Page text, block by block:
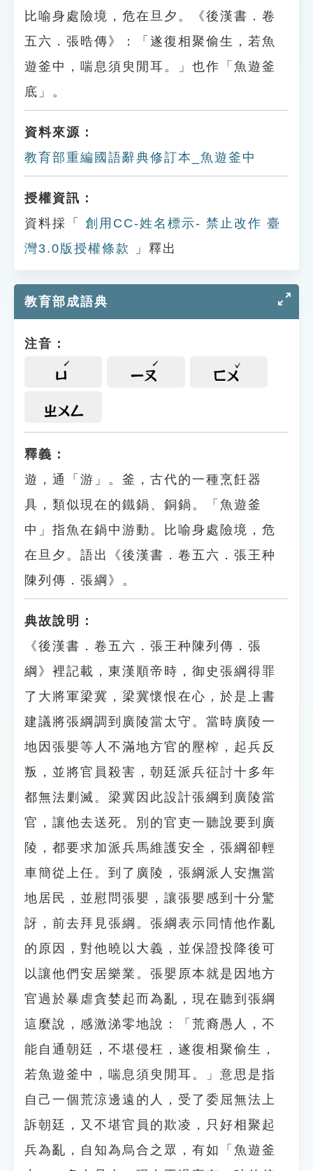
比喻身處險境，危在旦夕。《後漢書．卷
五六．張晧傳》：「遂復相聚偷生，若魚
遊釜中，喘息須臾閒耳。」也作「魚遊釜
底」。
資料來源：
教育部重編國語辭典修訂本_魚遊釜中
授權資訊：
資料採「
創用CC-姓名標示- 禁止改作 臺
灣3.0版授權條款
」釋出
教育部成語典
注音：
ㄩ ㄧㄡ ㄈㄨ
ㄓㄨㄥ
釋義：
遊，通「游」。釜，古代的一種烹飪器
具，類似現在的鐵鍋、銅鍋。「魚遊釜
中」指魚在鍋中游動。比喻身處險境，危
在旦夕。語出《後漢書．卷五六．張王种
陳列傳．張綱》。
典故說明：
《後漢書．卷五六．張王种陳列傳．張
綱》裡記載，東漢順帝時，御史張綱得罪
了大將軍梁冀，梁冀懷恨在心，於是上書
建議將張綱調到廣陵當太守。當時廣陵一
地因張嬰等人不滿地方官的壓榨，起兵反
叛，並將官員殺害，朝廷派兵征討十多年
都無法剿滅。梁冀因此設計張綱到廣陵當
官，讓他去送死。別的官吏一聽說要到廣
陵，都要求加派兵馬維護安全，張綱卻輕
車簡從上任。到了廣陵，張綱派人安撫當
地居民，並慰問張嬰，讓張嬰感到十分驚
訝，前去拜見張綱。張綱表示同情他作亂
的原因，對他曉以大義，並保證投降後可
以讓他們安居樂業。張嬰原本就是因地方
官過於暴虐貪婪起而為亂，現在聽到張綱
這麼說，感激涕零地說：「荒裔愚人，不
能自通朝廷，不堪侵枉，遂復相聚偷生，
若魚遊釜中，喘息須臾閒耳。」意思是指
自己一個荒涼邊遠的人，受了委屈無法上
訴朝廷，又不堪官員的欺凌，只好相聚起
兵為亂，自知為烏合之眾，有如「魚遊釜